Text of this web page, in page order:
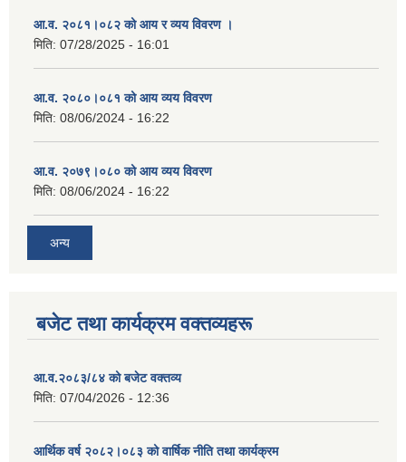
आ.व. २०८१।०८२ को आय र व्यय विवरण ।
मिति: 07/28/2025 - 16:01
आ.व. २०८०।०८१ को आय व्यय विवरण
मिति: 08/06/2024 - 16:22
आ.व. २०७९।०८० को आय व्यय विवरण
मिति: 08/06/2024 - 16:22
अन्य
बजेट तथा कार्यक्रम वक्तव्यहरू
आ.व.२०८३/८४ को बजेट वक्तव्य
मिति: 07/04/2026 - 12:36
आर्थिक वर्ष २०८२।०८३ को वार्षिक नीति तथा कार्यक्रम